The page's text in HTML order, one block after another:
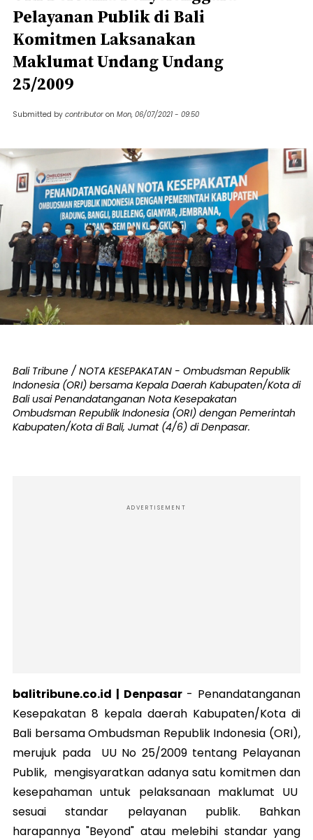
Pelayanan Publik di Bali
Komitmen Laksanakan
Maklumat Undang Undang
25/2009
Submitted by contributor on Mon, 06/07/2021 - 09:50
Bali Tribune / NOTA KESEPAKATAN - Ombudsman Republik
Indonesia (ORI) bersama Kepala Daerah Kabupaten/Kota di
Bali usai Penandatanganan Nota Kesepakatan
Ombudsman Republik Indonesia (ORI) dengan Pemerintah
Kabupaten/Kota di Bali, Jumat (4/6) di Denpasar.
ADVERTISEMENT
balitribune.co.id | Denpasar- Penandatanganan
Kesepakatan 8 kepala daerah Kabupaten/Kota di
Bali bersama Ombudsman Republik Indonesia (ORI),
merujuk pada UU No 25/2009 tentang Pelayanan
Publik, mengisyaratkan adanya satu komitmen dan
kesepahaman untuk pelaksanaan maklumat UU
sesuai standar pelayanan publik. Bahkan
harapannya "Beyond" atau melebihi standar yang